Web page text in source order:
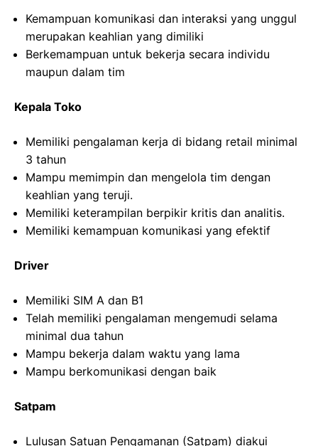
Kemampuan komunikasi dan interaksi yang unggul
merupakan keahlian yang dimiliki
Berkemampuan untuk bekerja secara individu
maupun dalam tim
Kepala Toko
Memiliki pengalaman kerja di bidang retail minimal
3 tahun
Mampu memimpin dan mengelola tim dengan
keahlian yang teruji.
Memiliki keterampilan berpikir kritis dan analitis.
Memiliki kemampuan komunikasi yang efektif
Driver
Memiliki SIM A dan B1
Telah memiliki pengalaman mengemudi selama
minimal dua tahun
Mampu bekerja dalam waktu yang lama
Mampu berkomunikasi dengan baik
Satpam
Lulusan Satuan Pengamanan (Satpam) diakui